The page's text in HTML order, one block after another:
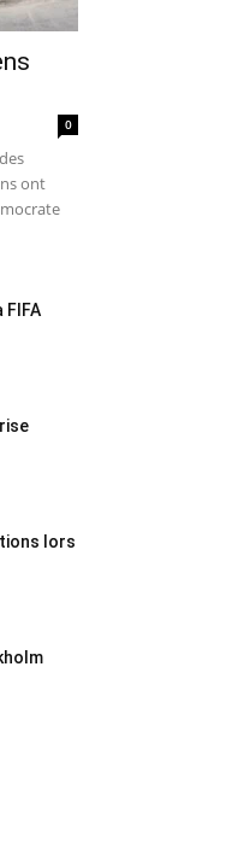
0
ont
FIFA
lors